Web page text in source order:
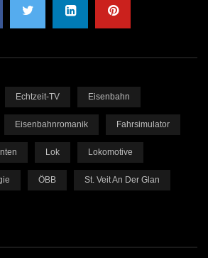
Echtzeit-TV Eisenbahn
Eisenbahnromanik Fahrsimulator
Lok Lokomotive
ÖBB St. Veit An Der Glan